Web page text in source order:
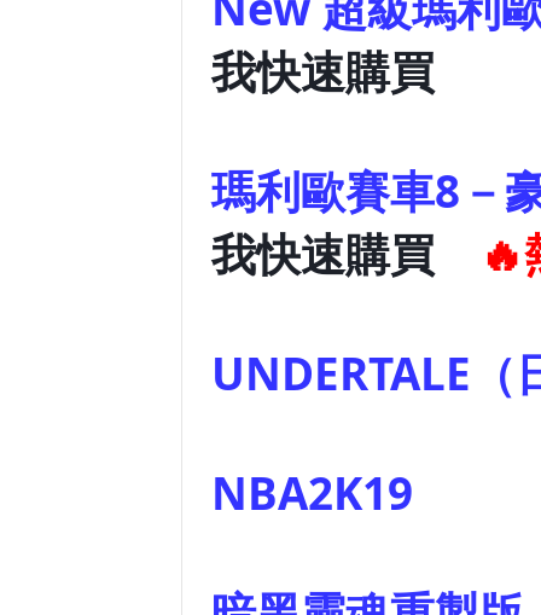
我快速購買
瑪利歐
我快速購買
🔥
UNDERTALE（
NBA2K19